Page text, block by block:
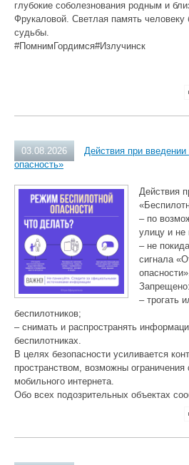
глубокие соболезнования родным и
Фрукаловой. Светлая память
судьбы.
#ПомнимГордимся#Излучинск
03.08.2026
Действия при
опасность»
Действия
– по
улицу и не
– не
сигнала
Запрещено:
– трогать
беспилотников;
– снимать и распространять
беспилотниках.
В целях безопасности усиливается
пространством, возможны ограничения
мобильного интернета.
Обо всех подозрительных объектах